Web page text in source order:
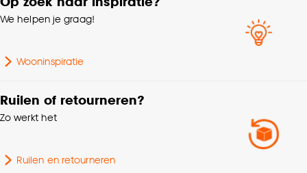
Breedte
We helpen je graag!
Wooninspiratie
Ruilen of retourneren?
Zo werkt het
Ruilen en retourneren